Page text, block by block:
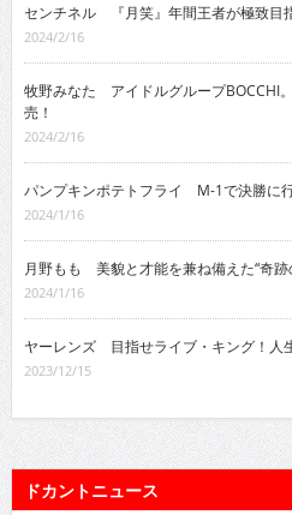
センチネル 『月笑』年間王者が極致目
2024/2/16
牧野みなた アイドルグループBOCCHI
売！
2024/2/16
パンプキンポテトフライ M-1で決勝に
2024/1/16
月野もも 美貌と才能を兼ね備えた“奇跡
2024/1/16
ヤーレンズ 目指せライブ・キング！人
2023/12/15
ドカントニュース